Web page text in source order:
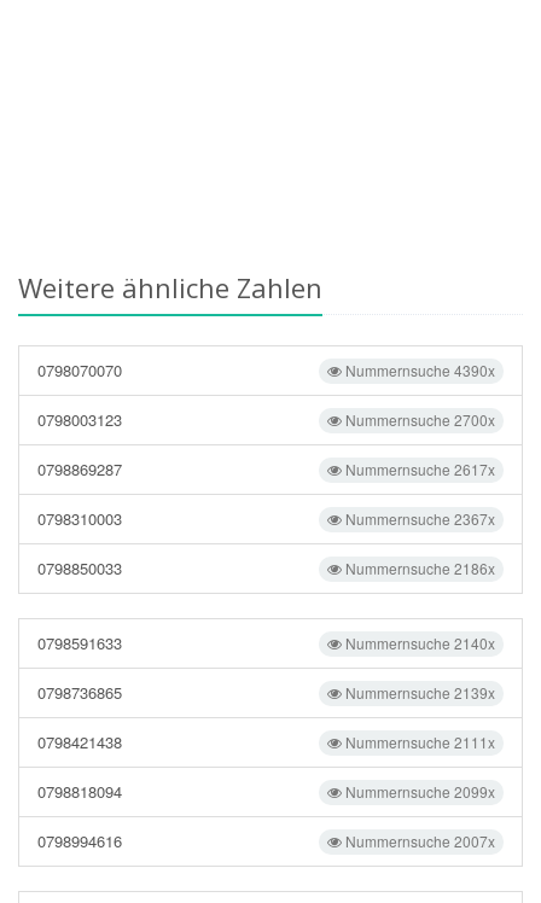
Weitere ähnliche Zahlen
Nummernsuche 4390x
0798070070
Nummernsuche 2700x
0798003123
Nummernsuche 2617x
0798869287
Nummernsuche 2367x
0798310003
Nummernsuche 2186x
0798850033
Nummernsuche 2140x
0798591633
Nummernsuche 2139x
0798736865
Nummernsuche 2111x
0798421438
Nummernsuche 2099x
0798818094
Nummernsuche 2007x
0798994616